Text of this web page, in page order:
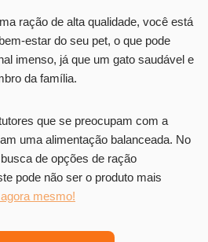
ração de alta qualidade, você está
estar do seu pet, o que pode
imenso, já que um gato saudável e
da família.
que se preocupam com a
uma alimentação balanceada. No
de opções de ração
pode não ser o produto mais
mesmo!